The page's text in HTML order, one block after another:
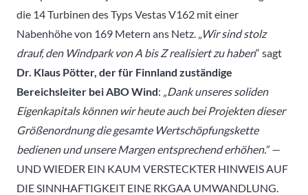
die 14 Turbinen des Typs Vestas V162 mit einer
Nabenhöhe von 169 Metern ans Netz. „Wir sind stolz
drauf, den Windpark von A bis Z realisiert zu haben“ sagt
Dr. Klaus Pötter, der für Finnland zuständige
Bereichsleiter bei ABO Wind: „Dank unseres soliden
Eigenkapitals können wir heute auch bei Projekten dieser
Größenordnung die gesamte Wertschöpfungskette
bedienen und unsere Margen entsprechend erhöhen.“ —
UND WIEDER EIN KAUM VERSTECKTER HINWEIS AUF
DIE SINNHAFTIGKEIT EINE RKGAA UMWANDLUNG.